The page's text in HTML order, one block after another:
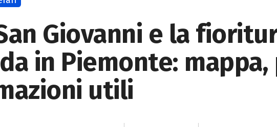
Giovanni e la
in Piemonte:
utili